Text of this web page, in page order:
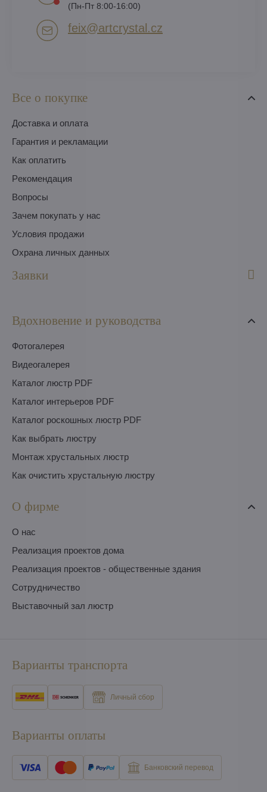
Все о покупке
Доставка и оплата
Гарантия и рекламации
Как оплатить
Pекомендация
Вопросы
Зачем покупать у нас
Условия продажи
Охрана личных данных
Заявки
Вдохновение и руководства
Фотогалерея
Видеогалерея
Каталог люстр PDF
Каталог интерьеров PDF
Каталог роскошных люстр PDF
Как выбрать люстру
Монтаж хрустальных люстр
Как очистить хрустальную люстру
О фирме
O нас
Pеализация проектов дома
Pеализация проектов - общественные здания
Сотрудничество
Выставочный зал люстр
(Пн-Пт 8:00-16:00)
feix​@artcrystal​.cz
Варианты транспорта
Личный сбор
Варианты оплаты
Банковский перевод